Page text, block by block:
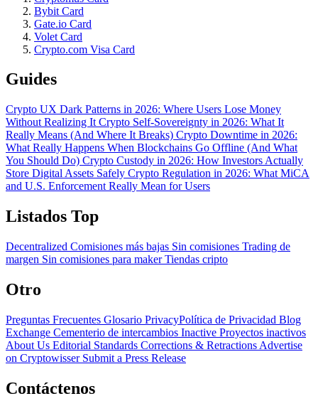
Bybit Card
Gate.io Card
Volet Card
Crypto.com Visa Card
Guides
Crypto UX Dark Patterns in 2026: Where Users Lose Money
Without Realizing It Crypto Self-Sovereignty in 2026: What It
Really Means (And Where It Breaks) Crypto Downtime in 2026:
What Really Happens When Blockchains Go Offline (And What
You Should Do) Crypto Custody in 2026: How Investors Actually
Store Digital Assets Safely Crypto Regulation in 2026: What MiCA
and U.S. Enforcement Really Mean for Users
Listados Top
Decentralized Comisiones más bajas Sin comisiones Trading de
margen Sin comisiones para makerTiendas cripto
Otro
Preguntas Frecuentes Glosario PrivacyPolítica de Privacidad Blog
Exchange Cementerio de intercambios Inactive Proyectos inactivos
About Us Editorial Standards Corrections & Retractions Advertise
on Cryptowisser Submit a Press Release
Contáctenos